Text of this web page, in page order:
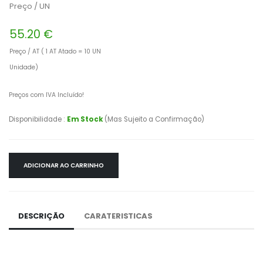
Preço / UN
55.20 €
Preço / AT ( 1 AT Atado = 10 UN
Unidade)
Preços com IVA Incluído!
Disponibilidade : Em Stock(Mas Sujeito a Confirmação)
ADICIONAR AO CARRINHO
DESCRIÇÃO CARATERISTICAS